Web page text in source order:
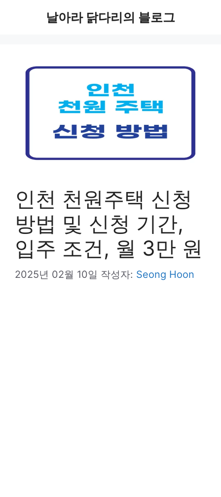
날아라 닭다리의 블로그
인천 천원주택 신청
방법 및 신청 기간,
입주 조건, 월 3만 원
2025년 02월 10일 작성자: Seong Hoon